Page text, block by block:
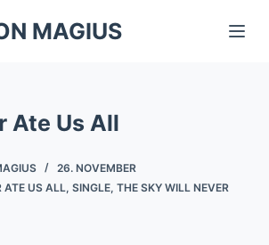
MAGIUS
Ate Us All
26. NOVEMBER
ATE US ALL, SINGLE, THE SKY WILL NEVER